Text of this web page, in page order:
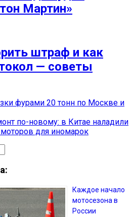
Мартин»
штраф и как
— советы
фурами 20 тонн по Москве и
по-новому: в Китае наладили
для иномарок
Каждое начало
мотосезона в
России